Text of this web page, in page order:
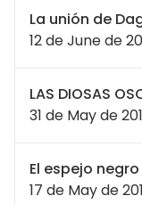
La unión de
12 de June de
LAS DIOSAS
31 de May de
El espejo negro
17 de May de